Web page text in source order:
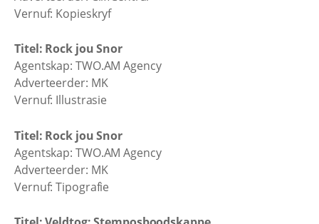
Vernuf: Kopieskryf
Titel: Rock jou Snor
Agentskap: TWO.AM Agency
Adverteerder: MK
Vernuf: Illustrasie
Titel: Rock jou Snor
Agentskap: TWO.AM Agency
Adverteerder: MK
Vernuf: Tipografie